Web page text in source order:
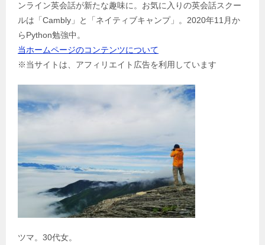
ンライン英会話が新たな趣味に。お気に入りの英会話スクー
ルは「Cambly」と「ネイティブキャンプ」。2020年11月か
らPython勉強中。
当ホームページのコンテンツについて
※当サイトは、アフィリエイト広告を利用しています
ツマ。30代女。